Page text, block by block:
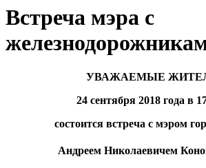
Встреча мэра с
УВАЖАЕМЫЕ
24 сентября 2018 года в
состоится встреча с мэром
Андреем Николаевичем